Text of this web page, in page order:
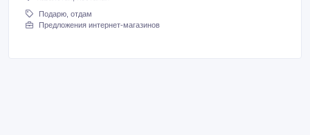
Подарю, отдам
Предложения интернет-магазинов